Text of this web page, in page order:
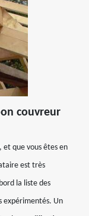
couvreur
et que vous êtes en
est très
la liste des
expérimentés. Un